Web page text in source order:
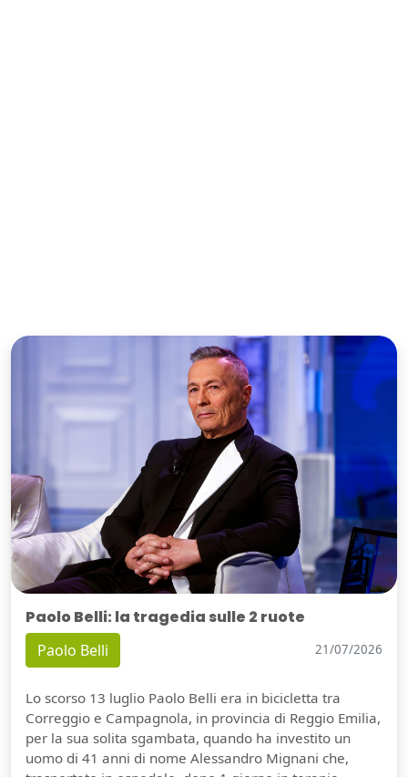
Paolo Belli: la tragedia sulle 2 ruote
Paolo Belli 21/07/2026
Lo scorso 13 luglio Paolo Belli era in bicicletta tra
Correggio e Campagnola, in provincia di Reggio Emilia,
per la sua solita sgambata, quando ha investito un
uomo di 41 anni di nome Alessandro Mignani che,